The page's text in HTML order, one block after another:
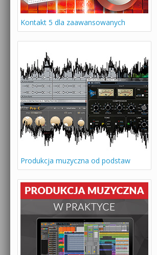
Kontakt 5 dla zaawansowanych
Produkcja muzyczna od podstaw